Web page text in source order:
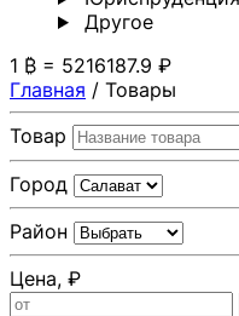
Другoе
1 ₿ = 5216187.9 ₽
Главная / Товары
Товар
Город
Район
Цена, ₽